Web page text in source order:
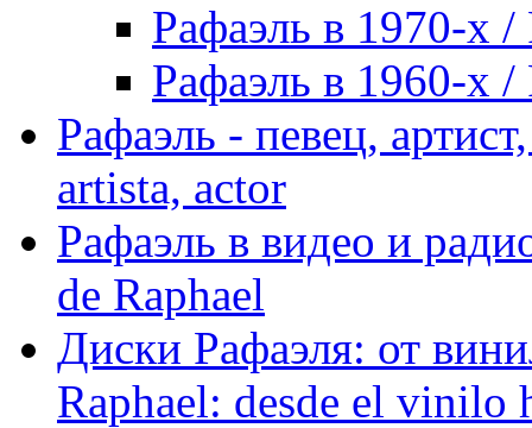
Рафаэль в 1970-х /
Рафаэль в 1960-х /
Рафаэль - певец,
artista, actor
Рафаэль в видео и
de Raphael
Диски Рафаэля: от
Raphael: desde el vinilo